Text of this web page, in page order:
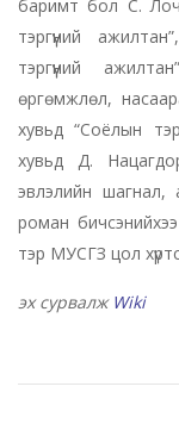
баримт бол С.
тэргүүний
тэргүүний
өргөмжлөл,
хувьд “Соёлын
хувьд Д.
эвлэлийн шагнал,
роман
тэр МУСГЗ цол
эх сурвалж Wiki